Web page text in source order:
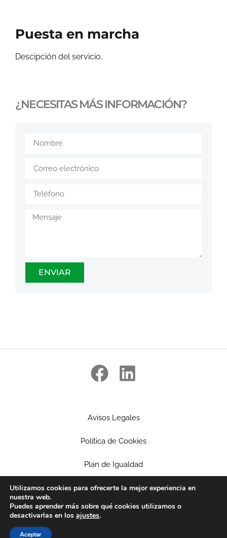
Puesta en marcha
Descipción del servicio.
¿NECESITAS MÁS INFORMACIÓN?
ENVIAR
Avisos Legales
Política de Cookies
Plan de Igualdad
Ética Empresarial
Política de privacidad
Utilizamos cookies para ofrecerte la mejor experiencia en
nuestra web.
Puedes aprender más sobre qué cookies utilizamos o
desactivarlas en los ajustes.
Aceptar